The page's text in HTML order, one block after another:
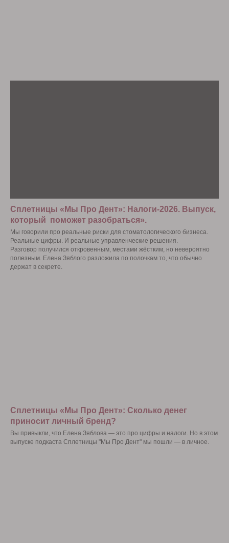
Сплетницы «Мы Про Дент»: Налоги-2026. Выпуск,
который поможет разобраться».
Мы говорили про реальные риски для стоматологического бизнеса.
Реальные цифры. И реальные управленческие решения.
Разговор получился откровенным, местами жёстким, но невероятно
полезным. Елена Зяблого разложила по полочкам то, что обычно
держат в секрете.
Сплетницы «Мы Про Дент»: Сколько денег
приносит личный бренд?
Вы привыкли, что Елена Зяблова — это про цифры и налоги. Но в этом
выпуске подкаста Сплетницы "Мы Про Дент" мы пошли — в личное.